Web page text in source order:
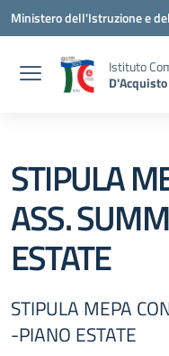
Vai ai contenuti
Vai al menu di navigazione
Vai al footer
Ministero dell'Istruzione e
Istituto
STIPULA
ASS.
ESTATE
STIPULA MEPA
-PIANO ESTATE